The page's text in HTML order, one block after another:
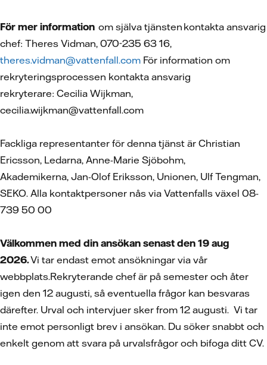
För mer information om själva tjänsten kontakta ansvarig
chef: Theres Vidman, 070-235 63 16,
theres.vidman@vattenfall.com För information om
rekryteringsprocessen kontakta ansvarig
rekryterare: Cecilia Wijkman,
cecilia.wijkman@vattenfall.com
Fackliga representanter för denna tjänst är Christian
Ericsson, Ledarna, Anne-Marie Sjöbohm,
Akademikerna, Jan-Olof Eriksson, Unionen, Ulf Tengman,
SEKO. Alla kontaktpersoner nås via Vattenfalls växel 08-
739 50 00
Välkommen med din ansökan senast den 19 aug
2026.Vi tar endast emot ansökningar via vår
webbplats.Rekryterande chef är på semester och åter
igen den 12 augusti, så eventuella frågor kan besvaras
därefter. Urval och intervjuer sker from 12 augusti. Vi tar
inte emot personligt brev i ansökan. Du söker snabbt och
enkelt genom att svara på urvalsfrågor och bifoga ditt CV.